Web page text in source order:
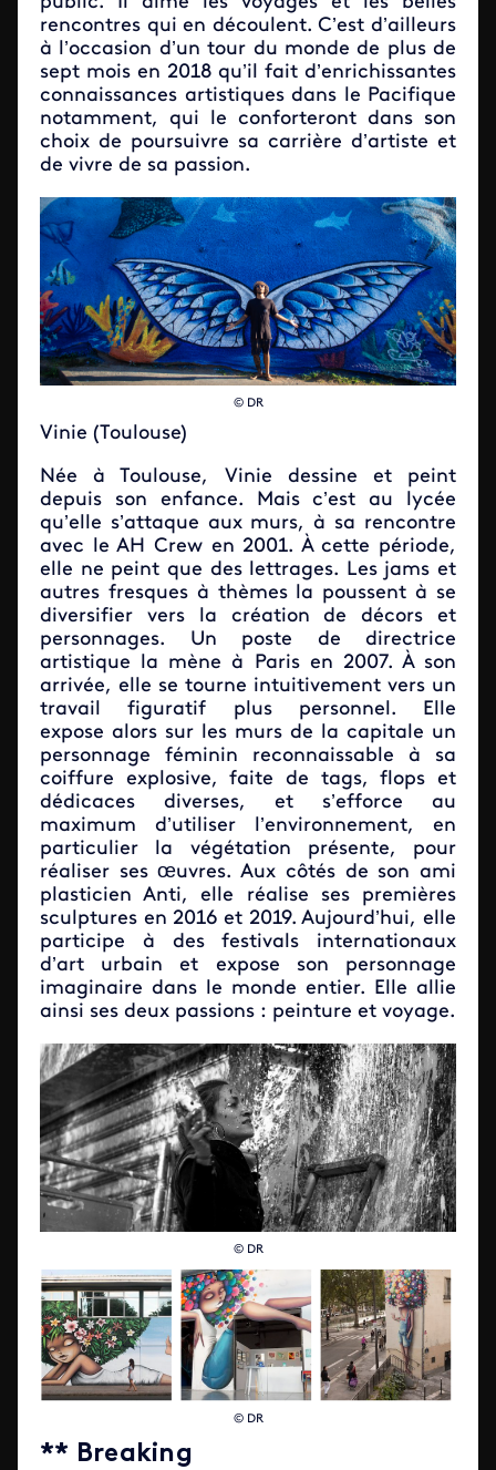
rencontres qui en découlent. C’est d’ailleurs
à l’occasion d’un tour du monde de plus de
sept mois en 2018 qu’il fait d’enrichissantes
connaissances artistiques dans le Pacifique
notamment, qui le conforteront dans son
choix de poursuivre sa carrière d’artiste et
de vivre de sa passion.
© DR
Vinie (Toulouse)
Née à Toulouse, Vinie dessine et peint
depuis son enfance. Mais c’est au lycée
qu’elle s’attaque aux murs, à sa rencontre
avec le AH Crew en 2001. À cette période,
elle ne peint que des lettrages. Les jams et
autres fresques à thèmes la poussent à se
diversifier vers la création de décors et
personnages. Un poste de directrice
artistique la mène à Paris en 2007. À son
arrivée, elle se tourne intuitivement vers un
travail figuratif plus personnel. Elle
expose alors sur les murs de la capitale un
personnage féminin reconnaissable à sa
coiffure explosive, faite de tags, flops et
dédicaces diverses, et s’efforce au
maximum d’utiliser l’environnement, en
particulier la végétation présente, pour
réaliser ses œuvres. Aux côtés de son ami
plasticien Anti, elle réalise ses premières
sculptures en 2016 et 2019. Aujourd’hui, elle
participe à des festivals internationaux
d’art urbain et expose son personnage
imaginaire dans le monde entier. Elle allie
ainsi ses deux passions : peinture et voyage.
© DR
© DR
** Breaking